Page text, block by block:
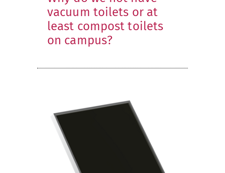
vacuum toilets or at
least compost toilets
on campus?